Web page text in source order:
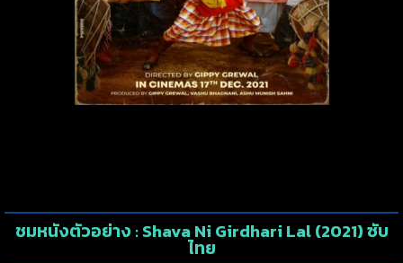
ชมหนังตัวอย่าง : Shava Ni Girdhari Lal (2021) ซับ
ไทย